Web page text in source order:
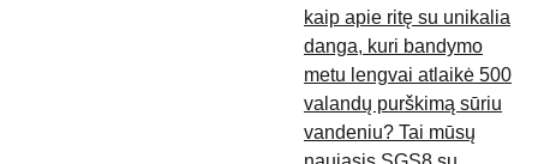
kaip apie ritę su unikalia
danga, kuri bandymo
metu lengvai atlaikė 500
valandų purškimą sūriu
vandeniu? Tai mūsų